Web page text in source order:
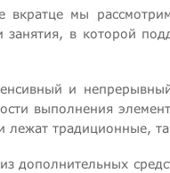
мы
занятия, в которой
и
выполнения
лежат традиционные,
дополнительных